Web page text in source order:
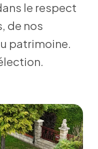
le respect
de nos
patrimoine.